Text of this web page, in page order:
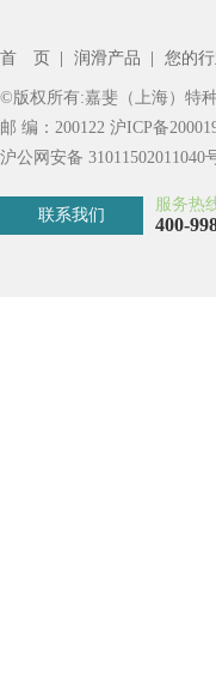
首 页 润滑产品 您的
©版权所有:嘉斐（上海）特
邮 编：200122 沪ICP备
沪公网安备 31011502011040
联系我们
服务热
400-